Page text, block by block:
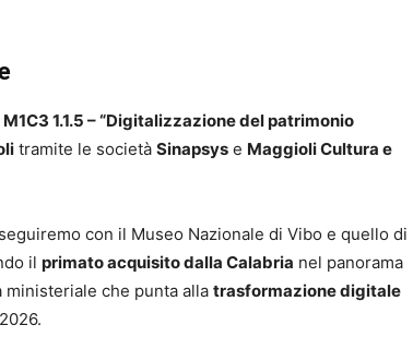
M1C3 1.1.5 – “Digitalizzazione del patrimonio
tramite le società Sinapsys e Maggioli Cultura e
con il Museo Nazionale di Vibo e quello di
il primato acquisito dalla Calabria nel panorama
che punta alla trasformazione digitale